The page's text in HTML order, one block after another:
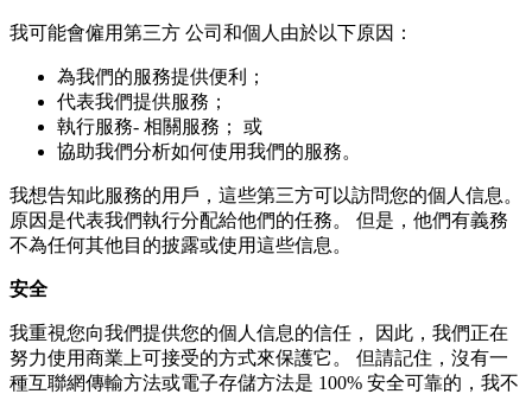
我可能會僱用第三方 公司和個人由於以下原因：
為我們的服務提供便利；
代表我們提供服務；
執行服務- 相關服務； 或
協助我們分析如何使用我們的服務。
我想告知此服務的用戶，這些第三方可以訪問您的個人信息。
原因是代表我們執行分配給他們的任務。 但是，他們有義務
不為任何其他目的披露或使用這些信息。
安全
我重視您向我們提供您的個人信息的信任， 因此，我們正在
努力使用商業上可接受的方式來保護它。 但請記住，沒有一
種互聯網傳輸方法或電子存儲方法是 100% 安全可靠的，我不